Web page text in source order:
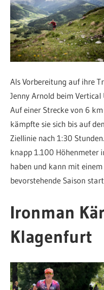
Als Vorbereitung auf ihre
Jenny Arnold beim
Auf einer Strecke von 6
kämpfte sie sich bis auf
Ziellinie nach 1:30
knapp 1.100 Höhenmeter
haben und kann mit
bevorstehende Saison
Ironman
Klagenfurt